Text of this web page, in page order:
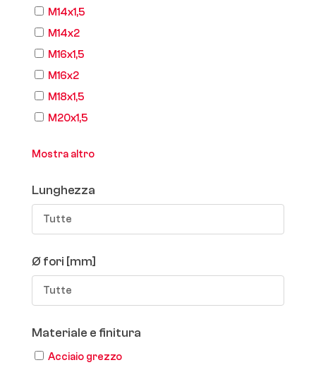
M14x1,5
M14x2
M16x1,5
M16x2
M18x1,5
M20x1,5
Mostra altro
Lunghezza
Tutte
Ø fori [mm]
Tutte
Materiale e finitura
Acciaio grezzo